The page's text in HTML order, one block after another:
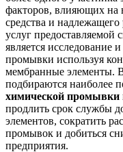
факторов, влияющих на
средства и надлежащего
услуг
является исследование
промывки используя
мембранные элементы.
подбираются наиболее
химической промывки
продлить срок службы
элементов, сократить
промывок и добиться
предприятия.